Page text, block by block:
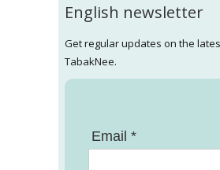
English newsletter
Get regular updates on the
TabakNee.
Email *